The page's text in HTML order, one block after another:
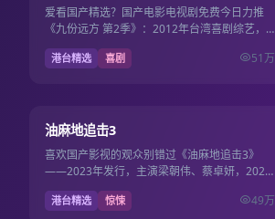
爱看国产精选？国产电影电视剧免费今日力推
《九份远方 第2季》：2012年台湾喜剧综艺，
时长更新至第2期·每期约40分钟。导演林书宇，
主演林依晨、…
港台精选 喜剧 51万
7.5
油麻地追击3
喜欢国产影视的观众别错过《油麻地追击3》
——2023年发行，主演梁朝伟、蔡卓妍，2023
年2月14日更新，国产影视免费维护国产电影电
视剧免费片库…
港台精选 惊悚 49万